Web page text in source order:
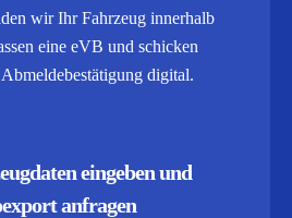
wir Ihr Fahrzeug innerhalb
eine eVB und schicken
digital.
eingeben und
anfragen